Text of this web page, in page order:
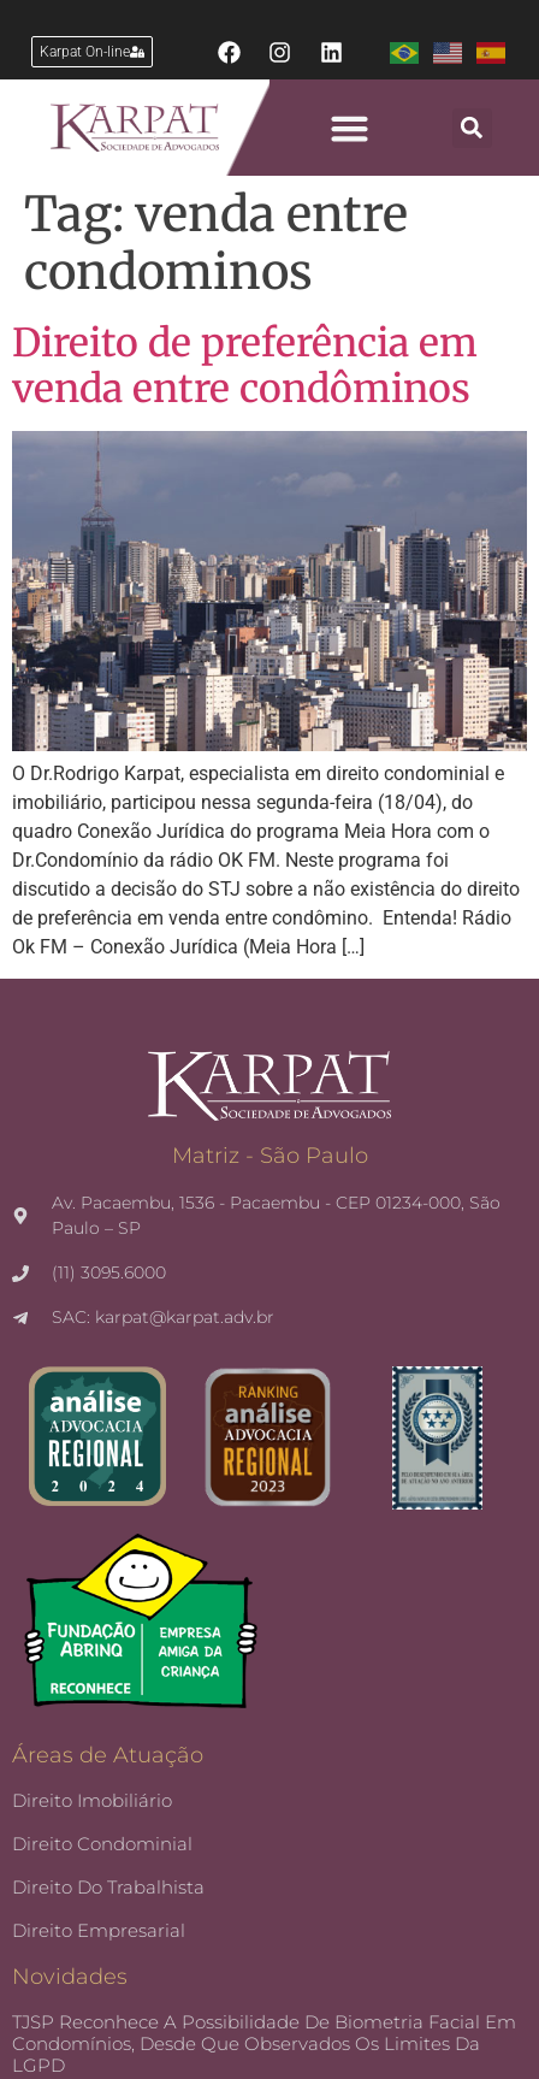
Karpat On-line
Tag: venda entre
condominos
Direito de preferência em
venda entre condôminos
O Dr.Rodrigo Karpat, especialista em direito condominial e
imobiliário, participou nessa segunda-feira (18/04), do
quadro Conexão Jurídica do programa Meia Hora com o
Dr.Condomínio da rádio OK FM. Neste programa foi
discutido a decisão do STJ sobre a não existência do direito
de preferência em venda entre condômino. Entenda! Rádio
Ok FM – Conexão Jurídica (Meia Hora […]
Matriz - São Paulo
Av. Pacaembu, 1536 - Pacaembu - CEP 01234-000, São
Paulo – SP
(11) 3095.6000
SAC: karpat@karpat.adv.br
Áreas de Atuação
Direito Imobiliário
Direito Condominial
Direito Do Trabalhista
Direito Empresarial
Novidades
TJSP Reconhece A Possibilidade De Biometria Facial Em
Condomínios, Desde Que Observados Os Limites Da
LGPD